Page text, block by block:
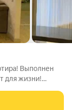
Выполнен
для жизни!
Евроремонт: 3